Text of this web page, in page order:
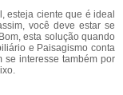
esteja ciente que é ideal
você deve estar se
esta solução quando
e Paisagismo conta
interesse também por